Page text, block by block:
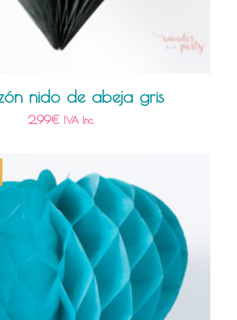
nido de abeja gris
2,99€ IVA Inc.